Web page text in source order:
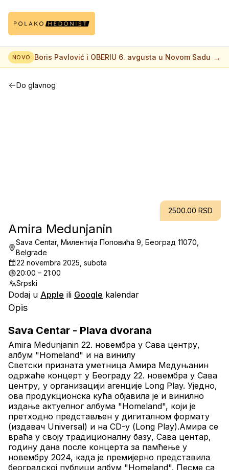
NOVO Boris Pavlović i OBERIU 6. avgusta u Novom Sadu →
Do glavnog
2500.00 RSD
Amira Medunjanin
Sava Centar, Милентија Поповића 9, Београд 11070,
Belgrade
22 novembra 2025, subota
20:00 – 21:00
Srpski
Dodaj u Apple ili Google kalendar
Opis
Sava Centar - Plava dvorana
Amira Medunjanin 22. новембра у Сава центру,
албум "Homeland" и на винилу
Светски призната уметница Амира Медуњанин
одржаће концерт у Београду 22. новембра у Сава
центру, у организацији агенције Long Play. Уједно,
ова продукционска кућа објавила је и винилно
издање актуелног албума "Homeland", који је
претходно представљен у дигиталном формату
(издавач Universal) и на CD-у (Long Play).Амира се
враћа у своју традиционалну базу, Сава центар,
годину дана после концерта за памћење у
новембру 2024, када је премијерно представила
београдској публици албум "Homeland". Песме са